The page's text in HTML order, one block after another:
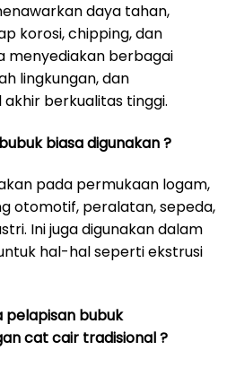
daya tahan,
korosi, chipping, dan
menyediakan berbagai
lingkungan, dan
berkualitas tinggi.
biasa digunakan ?
pada permukaan logam,
otomotif, peralatan, sepeda,
Ini juga digunakan dalam
hal-hal seperti ekstrusi
pelapisan bubuk
cat cair tradisional ?